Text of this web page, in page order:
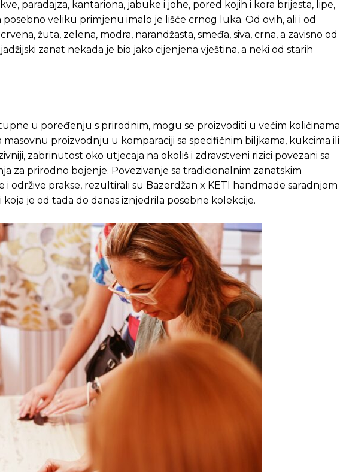
paradajza, kantariona, jabuke i johe, pored kojih i kora brijesta, lipe,
veliku primjenu imalo je lišće crnog luka. Od ovih, ali i od
žuta, zelena, modra, narandžasta, smeđa, siva, crna, a zavisno od
zanat nekada je bio jako cijenjena vještina, a neki od starih
u poređenju s prirodnim, mogu se proizvoditi u većim količinama
masovnu proizvodnju u komparaciji sa specifičnim biljkama, kukcima ili
zabrinutost oko utjecaja na okoliš i zdravstveni rizici povezani sa
za prirodno bojenje. Povezivanje sa tradicionalnim zanatskim
održive prakse, rezultirali su Bazerdžan x KETI handmade saradnjom
koja je od tada do danas iznjedrila posebne kolekcije.